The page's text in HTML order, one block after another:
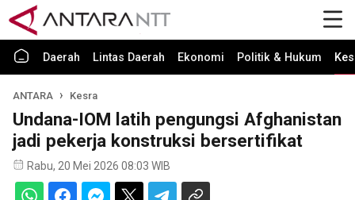
Daerah Lintas Daerah Ekonomi Politik & Hukum
ANTARA Kesra
Undana-IOM latih pengungsi Afghanistan
jadi pekerja konstruksi bersertifikat
Rabu, 20 Mei 2026 08:03 WIB